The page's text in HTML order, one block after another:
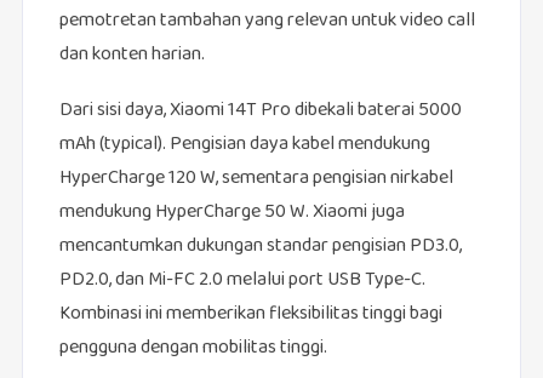
pemotretan tambahan yang relevan untuk video call
dan konten harian.
Dari sisi daya, Xiaomi 14T Pro dibekali baterai 5000
mAh (typical). Pengisian daya kabel mendukung
HyperCharge 120 W, sementara pengisian nirkabel
mendukung HyperCharge 50 W. Xiaomi juga
mencantumkan dukungan standar pengisian PD3.0,
PD2.0, dan Mi-FC 2.0 melalui port USB Type-C.
Kombinasi ini memberikan fleksibilitas tinggi bagi
pengguna dengan mobilitas tinggi.